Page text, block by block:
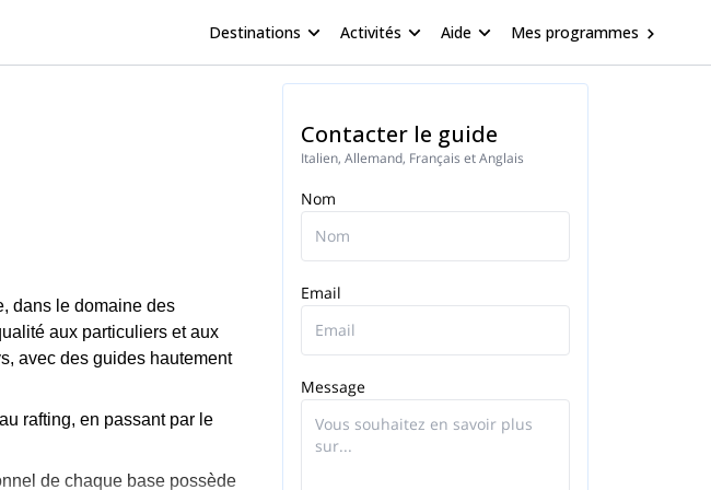
Destinations Activités Aide Mes programmes
dans le domaine des
aux particuliers et aux
avec des guides hautement
rafting, en passant par le
de chaque base possède
Contacter le guide
Italien, Allemand, Français et Anglais
Nom
Email
Message